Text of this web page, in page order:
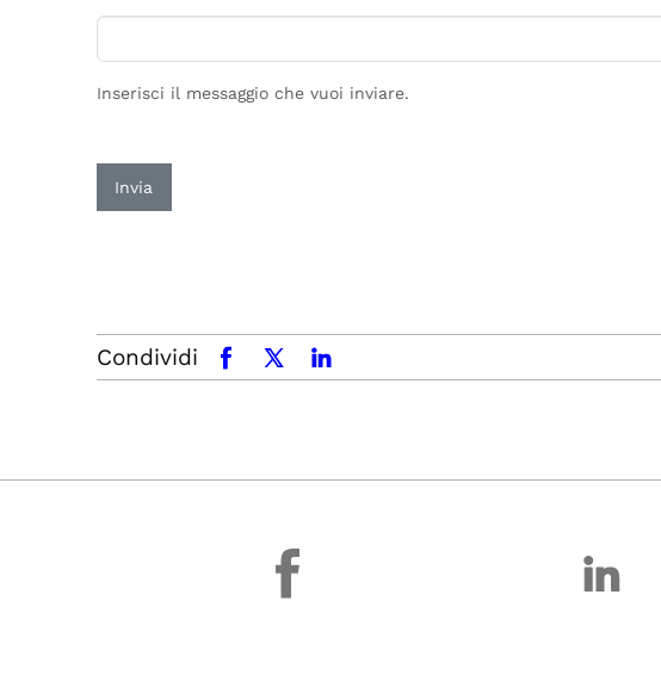
Inserisci il messaggio che vuoi inviare.
Invia
Condividi facebookx.comlinkedin
facebook